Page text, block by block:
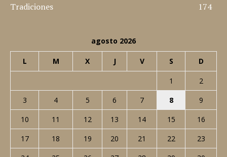
Tradiciones
174
agosto 2026
L M X J V S D
1
2
3
4 5 6 7 8
9
10
11 12 13 14 15
16
17
18 19 20 21 22
23